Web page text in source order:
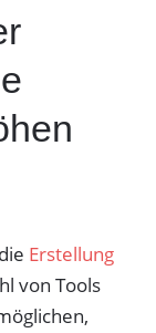
Erstellung
von Tools